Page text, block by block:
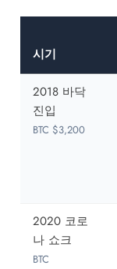
시기
2018 바닥
진입
BTC $3,200
2020 코로
나 쇼크
BTC